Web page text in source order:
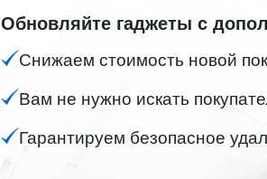
Обновляйте гаджеты с
Снижаем стоимость новой
Вам не нужно искать
Гарантируем безопасное